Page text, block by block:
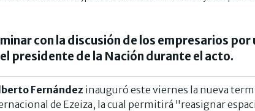
con la discusión de los empresarios por
presidente de la Nación durante el acto.
Fernándezinauguró este viernes la nueva
de Ezeiza, la cual permitirá "reasignar